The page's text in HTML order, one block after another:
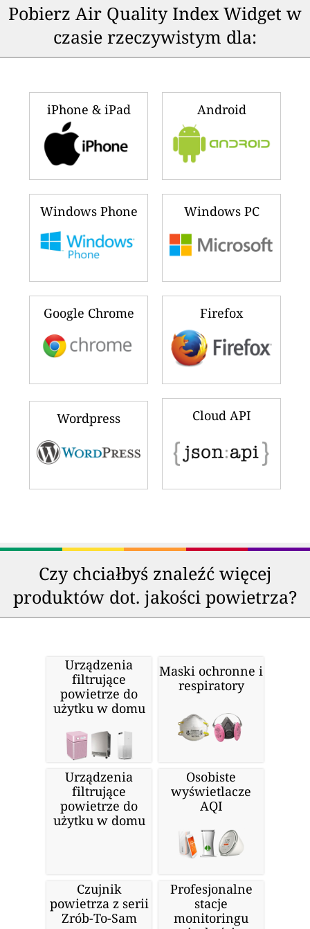
Pobierz Air Quality Index Widget w
czasie rzeczywistym dla:
iPhone & iPad Android
Windows Phone Windows PC
Google Chrome Firefox
Wordpress Cloud API
Czy chciałbyś znaleźć więcej
produktów dot. jakości powietrza?
Urządzenia
filtrujące
powietrze do
użytku w domu
Maski ochronne i
respiratory
Urządzenia
filtrujące
powietrze do
użytku w domu
Osobiste
wyświetlacze
AQI
Czujnik
powietrza z serii
Zrób-To-Sam
Profesjonalne
stacje
monitoringu